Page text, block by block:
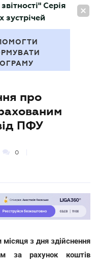
Серія
зустрічей
про
ПФУ
0
місяця з дня здійснення
за рахунок коштів